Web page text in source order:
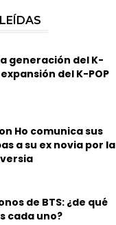
generación del K-
expansión del K-POP
Ho comunica sus
a su ex novia por la
de BTS: ¿de qué
cada uno?